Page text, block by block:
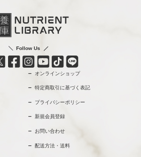
Follow Us
オンラインショップ
特定商取引に基づく表記
プライバシーポリシー
新規会員登録
お問い合わせ
配送方法・送料